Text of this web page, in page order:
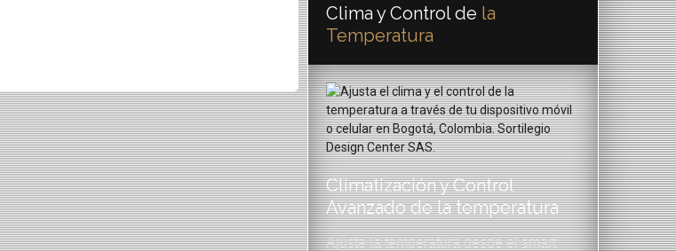
Clima y Control de la
Temperatura
Climatización y Control
Avanzado de la temperatura
Ajuste la temperatura desde el smart